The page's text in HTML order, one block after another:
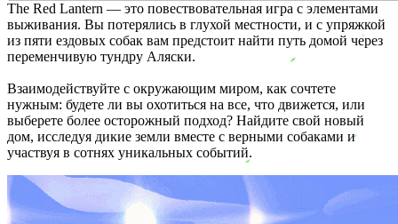
The Red Lantern — это повествовательная игра с элементами
выживания. Вы потерялись в глухой местности, и с упряжкой
из пяти ездовых собак вам предстоит найти путь домой через
переменчивую тундру Аляски.
Взаимодействуйте с окружающим миром, как сочтете
нужным: будете ли вы охотиться на все, что движется, или
выберете более осторожный подход? Найдите свой новый
дом, исследуя дикие земли вместе с верными собаками и
участвуя в сотнях уникальных событий.